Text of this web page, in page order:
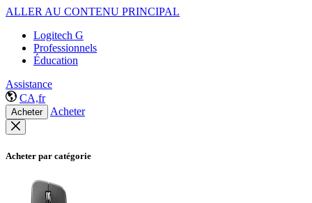
ALLER AU CONTENU PRINCIPAL
Logitech G
Professionnels
Éducation
Assistance
CA,fr
Acheter Acheter
Acheter par catégorie